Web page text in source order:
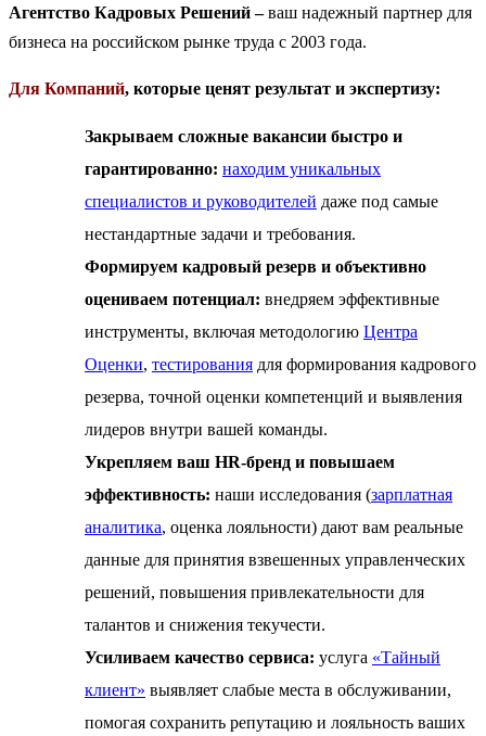
Агентство Кадровых Решений –ваш надежный партнер для
бизнеса на российском рынке труда с 2003 года.
Для Компаний, которые ценят результат и экспертизу:
Закрываем сложные вакансии быстро и
гарантированно: находим уникальных
специалистов и руководителей даже под самые
нестандартные задачи и требования.
Формируем кадровый резерв и объективно
оцениваем потенциал: внедряем эффективные
инструменты, включая методологию Центра
Оценки, тестирования для формирования кадрового
резерва, точной оценки компетенций и выявления
лидеров внутри вашей команды.
Укрепляем ваш HR-бренд и повышаем
эффективность: наши исследования (зарплатная
аналитика, оценка лояльности) дают вам реальные
данные для принятия взвешенных управленческих
решений, повышения привлекательности для
талантов и снижения текучести.
Усиливаем качество сервиса: услуга «Тайный
клиент» выявляет слабые места в обслуживании,
помогая сохранить репутацию и лояльность ваших